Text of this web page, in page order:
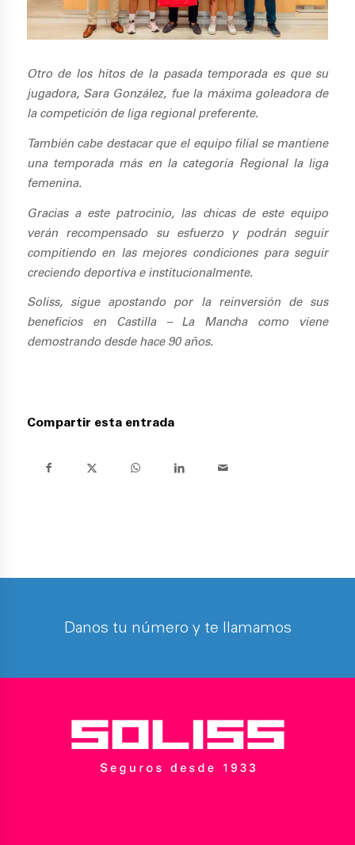
Otro de los hitos de la pasada temporada es que su
jugadora, Sara González, fue la máxima goleadora de
la competición de liga regional preferente.
También cabe destacar que el equipo filial se mantiene
una temporada más en la categoría Regional la liga
femenina.
Gracias a este patrocinio, las chicas de este equipo
verán recompensado su esfuerzo y podrán seguir
compitiendo en las mejores condiciones para seguir
creciendo deportiva e institucionalmente.
Soliss, sigue apostando por la reinversión de sus
beneficios en Castilla – La Mancha como viene
demostrando desde hace 90 años.
Compartir esta entrada
Danos tu número y te llamamos